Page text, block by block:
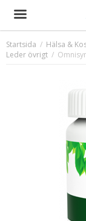
Startsida / Hälsa &
Leder övrigt /